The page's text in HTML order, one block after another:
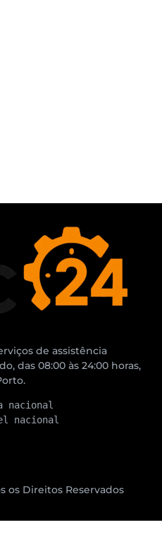
de assistência
das 08:00 às 24:00 horas,
nacional
nacional
os Direitos Reservados